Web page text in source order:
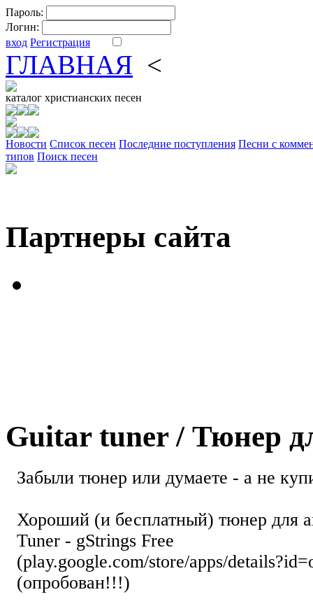
Пароль:
Логин:
вход Регистрация
ГЛАВНАЯ <
каталог христианских песен
Новости Cписок песен Последние поступления Песни с
типов Поиск песен
Партнеры сайта
Guitar tuner / Тюнер
Забыли тюнер или думаете - а не
Хороший (и бесплатный) тюнер для
Tuner - gStrings Free
(play.google.com/store/apps/
(опробован!!!)